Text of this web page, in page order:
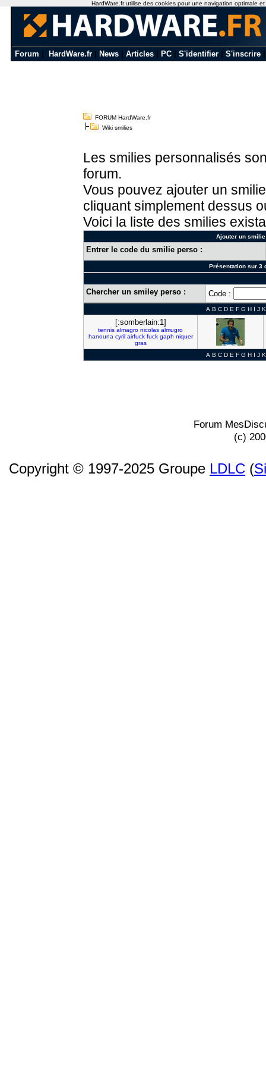
Forum HardWare.fr News Articles PC S'identifier S'inscrire
FORUM HardWare.fr
Wiki smilies
Les smilies personnalisés
forum.
Vous pouvez ajouter un
cliquant simplement dessus
Voici la liste des smilies
Ajouter un
Entrer le code du smilie perso :
Présentation sur 3
Chercher un smiley perso : Code :
A B C D E F G H I J K
[:somberlain:1]
tennis almagro nicolas almugro
hanouna cyril airfuck fuck gaph niquer
gras
A B C D E F G H I J K
Forum
(c)
Copyright © 1997-2025 Groupe LDLC (
HardWare.fr utilise des cookies pour une navigation optimale